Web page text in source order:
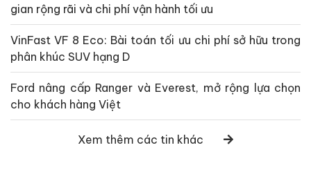
gian rộng rãi và chi phí vận hành tối ưu
VinFast VF 8 Eco: Bài toán tối ưu chi phí sở hữu trong
phân khúc SUV hạng D
Ford nâng cấp Ranger và Everest, mở rộng lựa chọn
cho khách hàng Việt
Xem thêm các tin khác